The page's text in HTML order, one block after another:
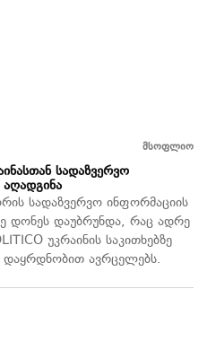
მსოფლიო
სადაზვერვო
სადაზვერვო ინფორმაციის
დონეს დაუბრუნდა, რაც ადრე
უკრაინის საკითხებზე
დაყრდნობით ავრცელებს.